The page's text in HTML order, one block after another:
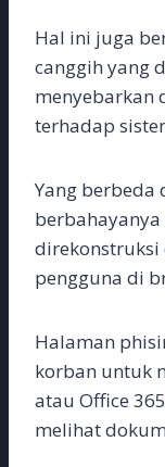
Hal ini juga
canggih yang
menyebarkan
terhadap
Yang berbeda
pengguna di
Halaman
korban untuk
atau Office
melihat